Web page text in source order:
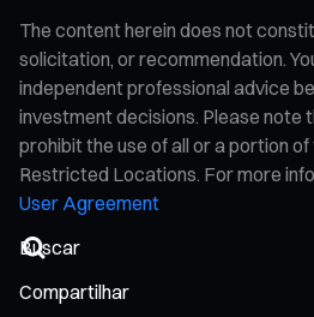
The content herein does not
solicitation, or recommendation.
independent professional advice
investment decisions. Please
prohibit the use of all or a portion
Restricted Locations. For more
User Agreement
Compartilhar